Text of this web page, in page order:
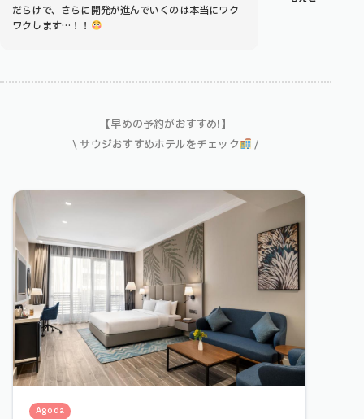
だらけで、さらに開発が進んでいくのは本当にワク
ワクします…！！
【早めの予約がおすすめ!】
\ サウジおすすめホテルをチェック
/
Agoda